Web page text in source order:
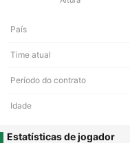
País
Time atual
Período do contrato
Idade
Estatísticas de jogador